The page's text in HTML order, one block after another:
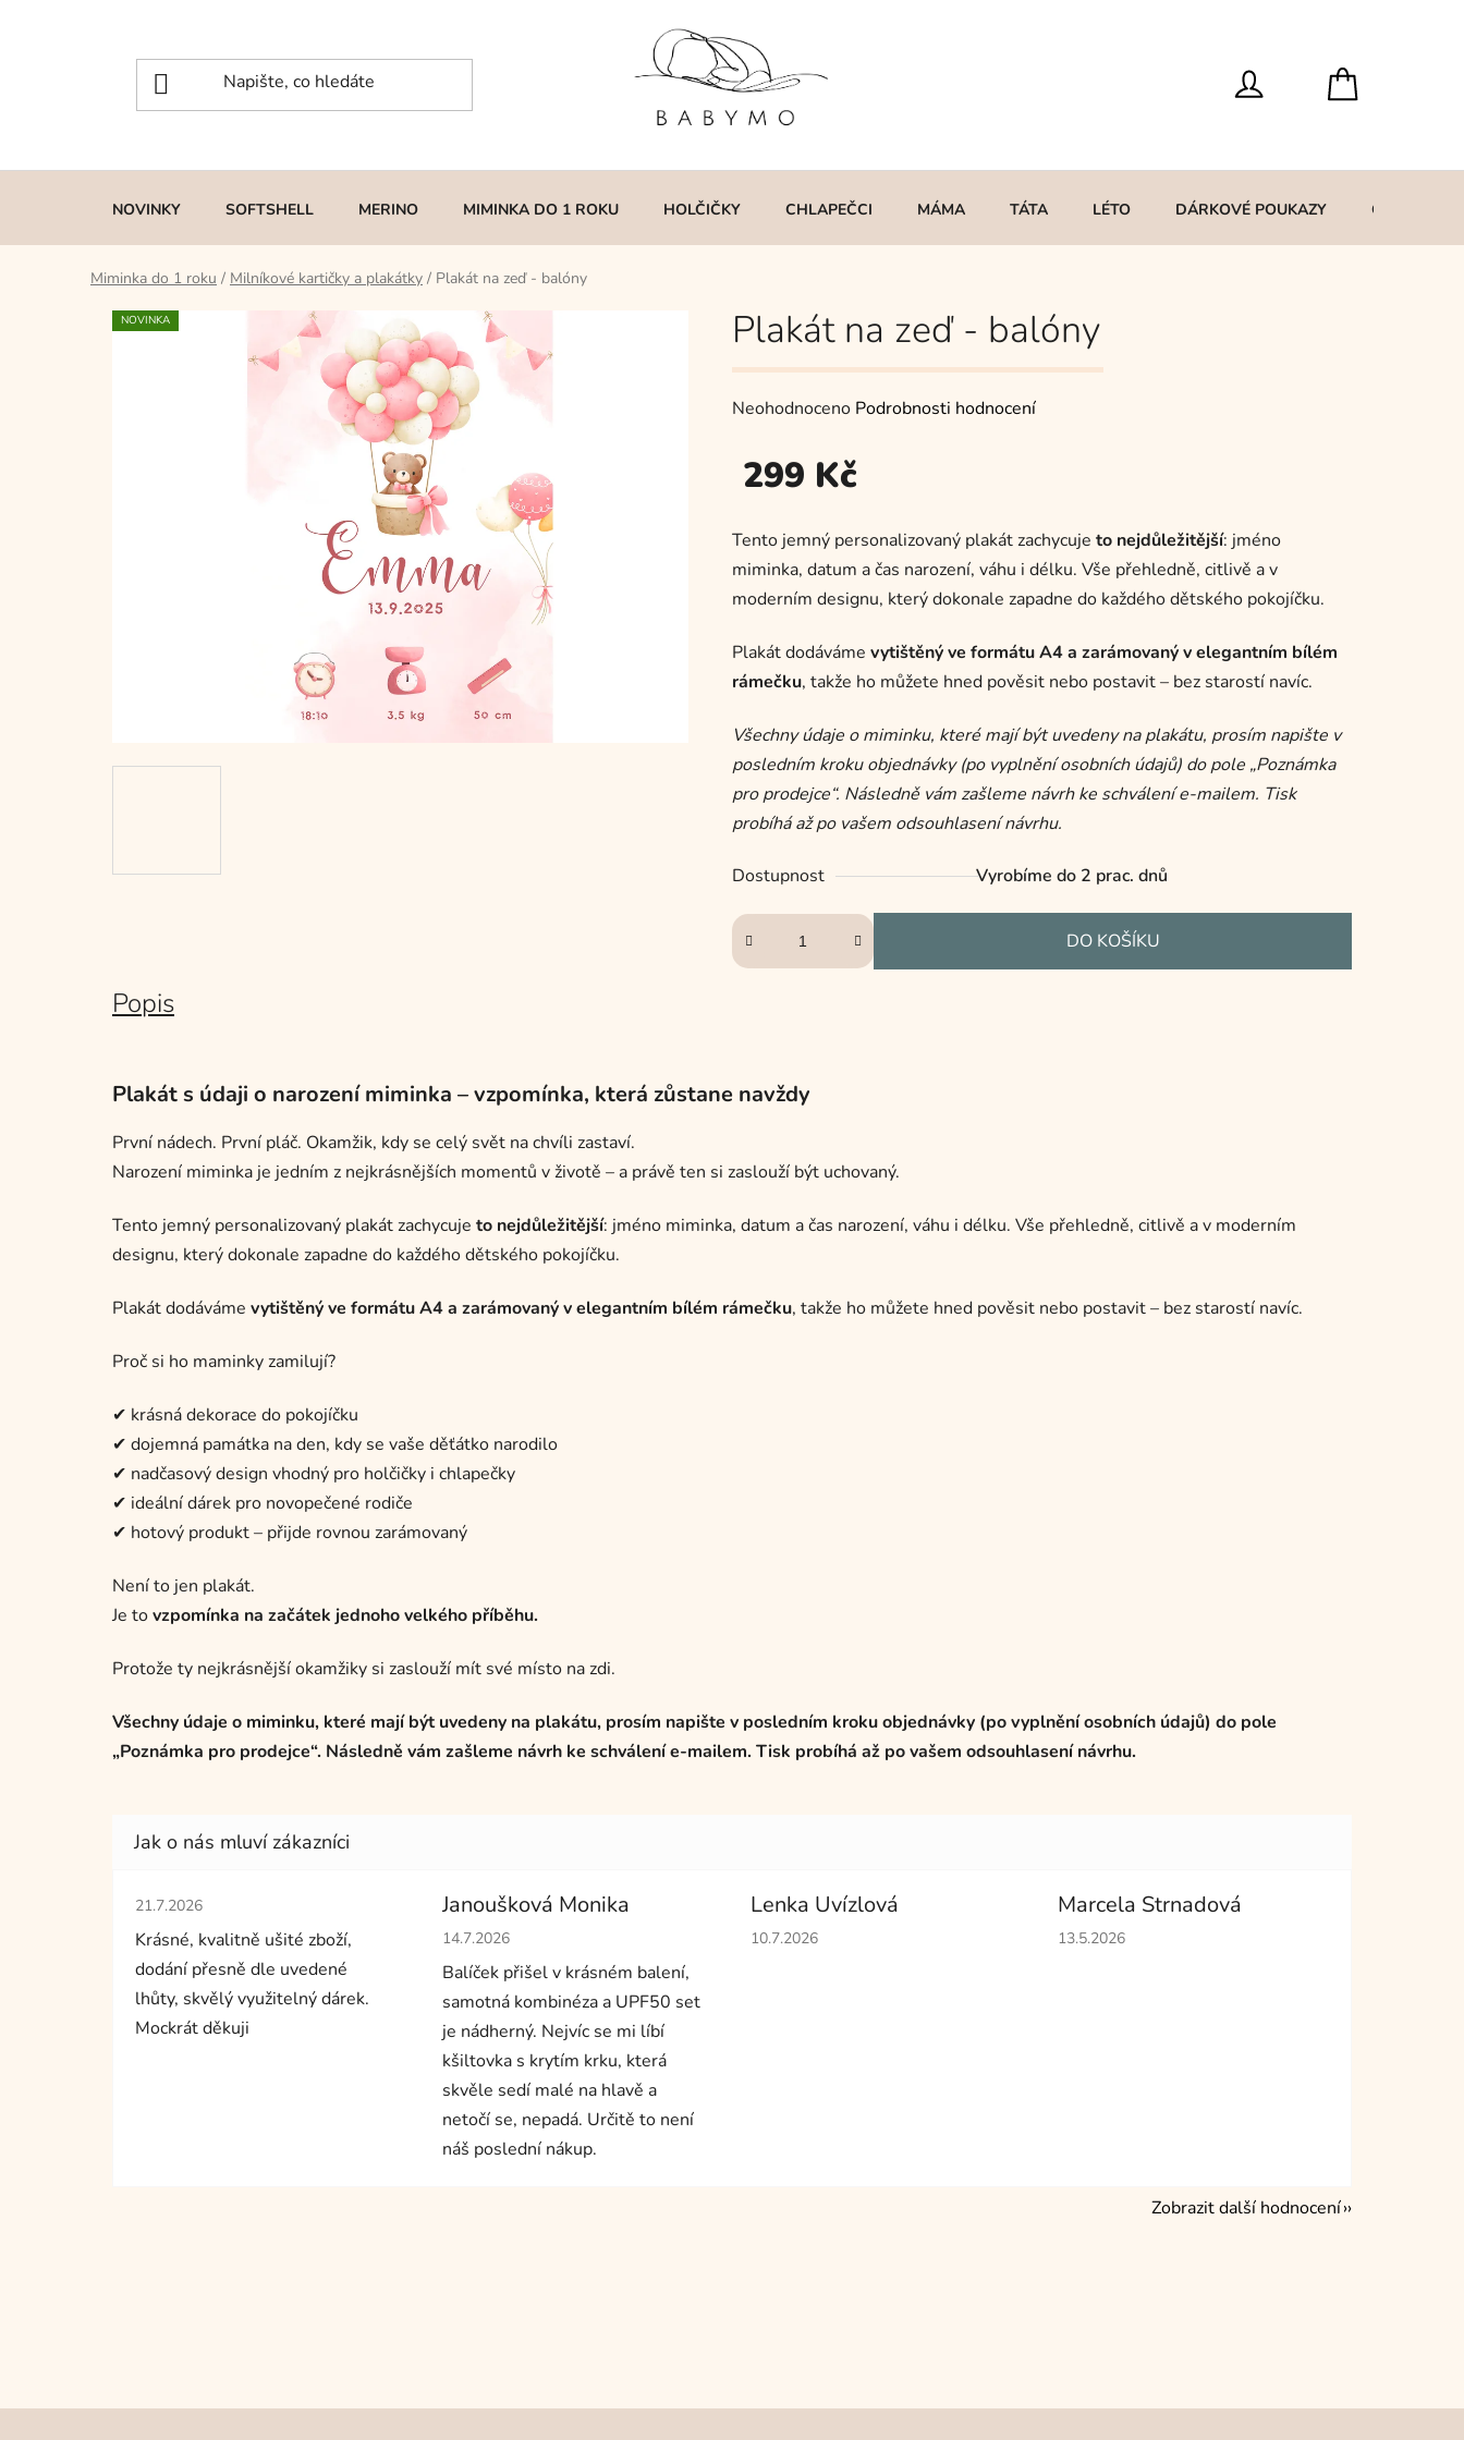
NOVINKY SOFTSHELL MERINO MIMINKA DO 1 ROKU HOLČIČKY CHLAPEČCI MÁMA TÁTA LÉTO DÁRKOVÉ POUKAZY O MNĚ
Miminka do 1 roku / Milníkové kartičky a plakátky / Plakát na zeď - balóny
Plakát na zeď - balóny
Průměrné
produktu
hvězdiček.
Neohodnoceno Podrobnosti hodnocení
299 Kč
cena:
Tento jemný personalizovaný plakát zachycuje to nejdůležitější: jméno
miminka, datum a čas narození, váhu i délku. Vše přehledně, citlivě a v
moderním designu, který dokonale zapadne do každého dětského pokojíčku.
Plakát dodáváme vytištěný ve formátu A4 a zarámovaný v elegantním bílém
rámečku, takže ho můžete hned pověsit nebo postavit – bez starostí navíc.
Všechny údaje o miminku, které mají být uvedeny na plakátu, prosím napište v
posledním kroku objednávky (po vyplnění osobních údajů) do pole „Poznámka
pro prodejce“. Následně vám zašleme návrh ke schválení e-mailem. Tisk
probíhá až po vašem odsouhlasení návrhu.
Dostupnost Vyrobíme do 2 prac. dnů
DO KOŠÍKU
NOVINKA
Popis
Plakát s údaji o narození miminka – vzpomínka, která zůstane navždy
První nádech. První pláč. Okamžik, kdy se celý svět na chvíli zastaví.
Narození miminka je jedním z nejkrásnějších momentů v životě – a právě ten si zaslouží být uchovaný.
Tento jemný personalizovaný plakát zachycuje to nejdůležitější: jméno miminka, datum a čas narození, váhu i délku. Vše přehledně, citlivě a v moderním
designu, který dokonale zapadne do každého dětského pokojíčku.
Plakát dodáváme vytištěný ve formátu A4 a zarámovaný v elegantním bílém rámečku, takže ho můžete hned pověsit nebo postavit – bez starostí navíc.
Proč si ho maminky zamilují?
✔ krásná dekorace do pokojíčku
✔ dojemná památka na den, kdy se vaše děťátko narodilo
✔ nadčasový design vhodný pro holčičky i chlapečky
✔ ideální dárek pro novopečené rodiče
✔ hotový produkt – přijde rovnou zarámovaný
Není to jen plakát.
Je tovzpomínka na začátek jednoho velkého příběhu.
Protože ty nejkrásnější okamžiky si zaslouží mít své místo na zdi.
Všechny údaje o miminku, které mají být uvedeny na plakátu, prosím napište v posledním kroku objednávky (po vyplnění osobních údajů) do pole
„Poznámka pro prodejce“. Následně vám zašleme návrh ke schválení e-mailem. Tisk probíhá až po vašem odsouhlasení návrhu.
Hodnocení obchodu je 5 z 5 hvězdiček.
21.7.2026
Krásné, kvalitně ušité zboží,
dodání přesně dle uvedené
lhůty, skvělý využitelný dárek.
Mockrát děkuji
Janoušková Monika
Hodnocení obchodu je 5 z 5 hvězdiček.
14.7.2026
Balíček přišel v krásném balení,
samotná kombinéza a UPF50 set
je nádherný. Nejvíc se mi líbí
kšiltovka s krytím krku, která
skvěle sedí malé na hlavě a
netočí se, nepadá. Určitě to není
náš poslední nákup.
Lenka Uvízlová
Hodnocení obchodu je 5 z 5 hvězdiček.
10.7.2026
Marcela Strnadová
Hodnocení obchodu je 5 z 5 hvězdiček.
13.5.2026
Zobrazit další hodnocení